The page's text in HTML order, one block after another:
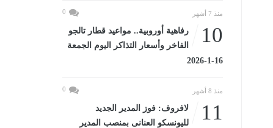
منذ 7 أشهر 0
10
رفاهية أوروبية.. مواعيد قطار تالجو
الفاخر وأسعار التذاكر اليوم الجمعة
16-1-2026
منذ 8 أشهر 0
11
لافروف: فوز المدير الجديد
لليونسكو العنانى بمنصب المدير